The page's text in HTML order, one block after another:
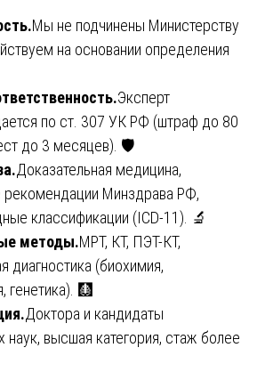
Мы не подчинены Министерству
на основании определения
Эксперт
по ст. 307 УК РФ (штраф до 80
до 3 месяцев). 🛡️
Доказательная медицина,
рекомендации Минздрава РФ,
классификации (ICD-11). 🔬
методы.МРТ, КТ, ПЭТ-КТ,
диагностика (биохимия,
генетика). 🩻
Доктора и кандидаты
наук, высшая категория, стаж более